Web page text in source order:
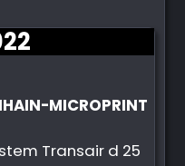
MICROPRINT
Transair d 25